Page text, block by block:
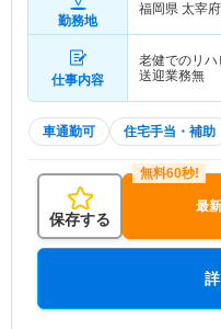
勤務地
福岡県 太宰
仕事内容
老健でのリハ
送迎業務無
車通勤可 住宅手当・補助
保存する
最